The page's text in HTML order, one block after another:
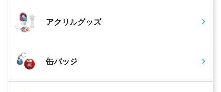
アクリルグッズ
缶バッジ